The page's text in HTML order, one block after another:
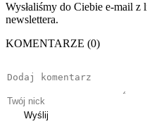
Wysłaliśmy do Ciebie e-mail
newslettera.
KOMENTARZE (0)
Wyślij